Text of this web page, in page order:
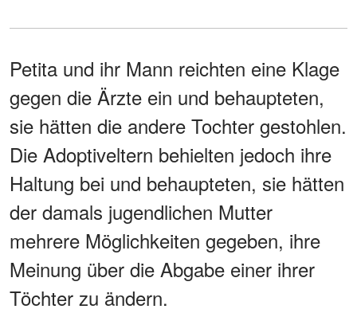
Petita und ihr Mann reichten eine Klage
gegen die Ärzte ein und behaupteten,
sie hätten die andere Tochter gestohlen.
Die Adoptiveltern behielten jedoch ihre
Haltung bei und behaupteten, sie hätten
der damals jugendlichen Mutter
mehrere Möglichkeiten gegeben, ihre
Meinung über die Abgabe einer ihrer
Töchter zu ändern.